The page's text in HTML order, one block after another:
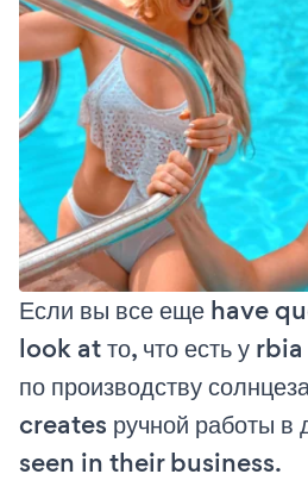
Если вы все еще have
look at то, что есть у
по производству
creates ручной работы в
seen in their business.